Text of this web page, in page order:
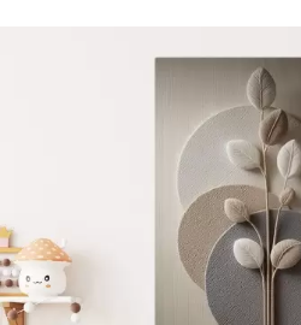
Яскраві, насичені кольори
Стійкість до вицвітання
Безпечне чорнило без запаху
Поверхня з текстурою полотна
Екологічний матеріал
Преміум
Від363